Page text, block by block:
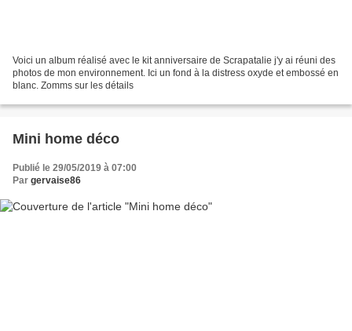
Voici un album réalisé avec le kit anniversaire de Scrapatalie j'y ai réuni des
photos de mon environnement. Ici un fond à la distress oxyde et embossé en
blanc. Zomms sur les détails
Mini home déco
Publié le 29/05/2019 à 07:00
Par gervaise86